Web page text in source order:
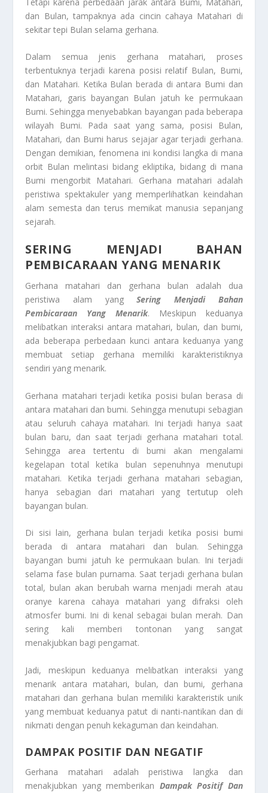
dan Bulan, tampaknya ada cincin cahaya Matahari di
sekitar tepi Bulan selama gerhana.
Dalam semua jenis gerhana matahari, proses
terbentuknya terjadi karena posisi relatif Bulan, Bumi,
dan Matahari. Ketika Bulan berada di antara Bumi dan
Matahari, garis bayangan Bulan jatuh ke permukaan
Bumi. Sehingga menyebabkan bayangan pada beberapa
wilayah Bumi. Pada saat yang sama, posisi Bulan,
Matahari, dan Bumi harus sejajar agar terjadi gerhana.
Dengan demikian, fenomena ini kondisi langka di mana
orbit Bulan melintasi bidang ekliptika, bidang di mana
Bumi mengorbit Matahari. Gerhana matahari adalah
peristiwa spektakuler yang memperlihatkan keindahan
alam semesta dan terus memikat manusia sepanjang
sejarah.
SERING MENJADI BAHAN
PEMBICARAAN YANG MENARIK
Gerhana matahari dan gerhana bulan adalah dua
peristiwa alam yangSering Menjadi Bahan
Pembicaraan Yang Menarik. Meskipun keduanya
melibatkan interaksi antara matahari, bulan, dan bumi,
ada beberapa perbedaan kunci antara keduanya yang
membuat setiap gerhana memiliki karakteristiknya
sendiri yang menarik.
Gerhana matahari terjadi ketika posisi bulan berasa di
antara matahari dan bumi. Sehingga menutupi sebagian
atau seluruh cahaya matahari. Ini terjadi hanya saat
bulan baru, dan saat terjadi gerhana matahari total.
Sehingga area tertentu di bumi akan mengalami
kegelapan total ketika bulan sepenuhnya menutupi
matahari. Ketika terjadi gerhana matahari sebagian,
hanya sebagian dari matahari yang tertutup oleh
bayangan bulan.
Di sisi lain, gerhana bulan terjadi ketika posisi bumi
berada di antara matahari dan bulan. Sehingga
bayangan bumi jatuh ke permukaan bulan. Ini terjadi
selama fase bulan purnama. Saat terjadi gerhana bulan
total, bulan akan berubah warna menjadi merah atau
oranye karena cahaya matahari yang difraksi oleh
atmosfer bumi. Ini di kenal sebagai bulan merah. Dan
sering kali memberi tontonan yang sangat
menakjubkan bagi pengamat.
Jadi, meskipun keduanya melibatkan interaksi yang
menarik antara matahari, bulan, dan bumi, gerhana
matahari dan gerhana bulan memiliki karakteristik unik
yang membuat keduanya patut di nanti-nantikan dan di
nikmati dengan penuh kekaguman dan keindahan.
DAMPAK POSITIF DAN NEGATIF
Gerhana matahari adalah peristiwa langka dan
menakjubkan yang memberikan Dampak Positif Dan